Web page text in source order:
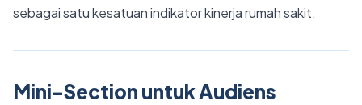
sebagai satu kesatuan indikator kinerja rumah sakit.
Mini-Section untuk Audiens